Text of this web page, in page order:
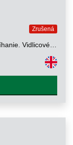
Zrušená